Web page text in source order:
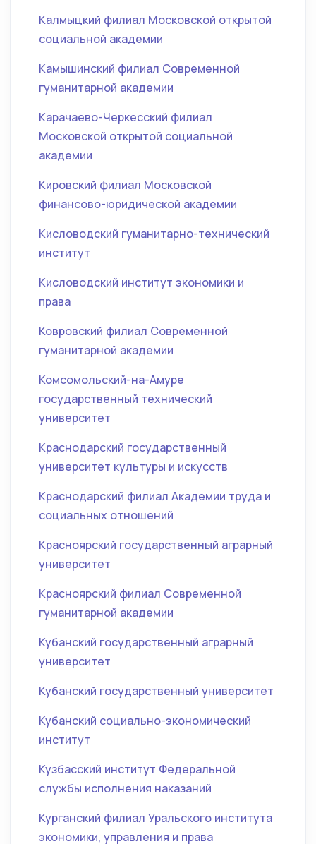
Калмыцкий филиал Московской открытой
социальной академии
Камышинский филиал Современной
гуманитарной академии
Карачаево-Черкесский филиал
Московской открытой социальной
академии
Кировский филиал Московской
финансово-юридической академии
Кисловодский гуманитарно-технический
институт
Кисловодский институт экономики и
права
Ковровский филиал Современной
гуманитарной академии
Комсомольский-на-Амуре
государственный технический
университет
Краснодарский государственный
университет культуры и искусств
Краснодарский филиал Академии труда и
социальных отношений
Красноярский государственный аграрный
университет
Красноярский филиал Современной
гуманитарной академии
Кубанский государственный аграрный
университет
Кубанский государственный университет
Кубанский социально-экономический
институт
Кузбасский институт Федеральной
службы исполнения наказаний
Курганский филиал Уральского института
экономики, управления и права